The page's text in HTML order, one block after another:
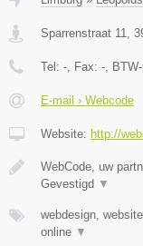
Sparrenstraat 11,
Tel: -, Fax: -,
E-mail › Webcode
Website: http://
WebCode, uw
Gevestigd ▼
webdesign,
online ▼